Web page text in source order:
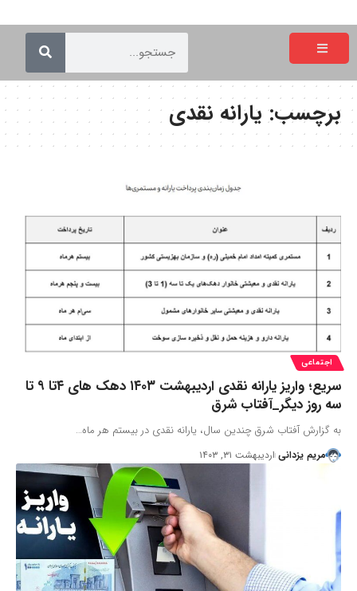
برچسب:یارانه نقدی
اجتماعی
سریع؛ واریز یارانه نقدی اردیبهشت ۱۴۰۳ دهک های ۴تا ۹ تا
سه روز دیگر_آفتاب شرق
به گزارش آفتاب شرق چندین سال، یارانه نقدی در بیستم هر ماه…
مریم یزدانی اردیبهشت ۳۱, ۱۴۰۳